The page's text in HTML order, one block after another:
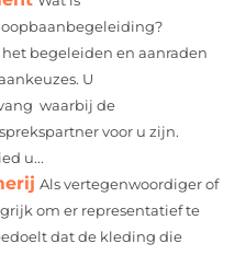
begeleiden en aanraden
U
waarbij de
voor u zijn.
u...
Als vertegenwoordiger of
om er representatief te
dat de kleding die